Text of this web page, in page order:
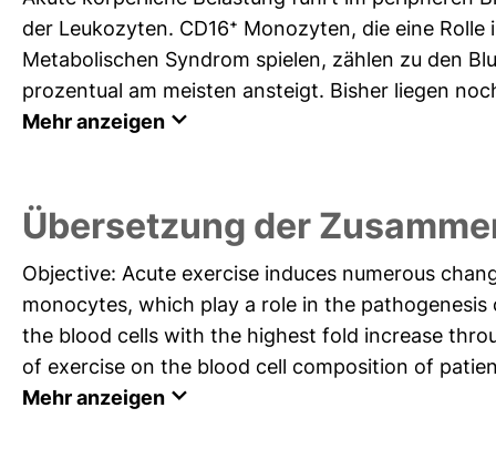
der Leukozyten. CD16⁺ Monozyten, die eine
Metabolischen Syndrom spielen, zählen zu den
prozentual am meisten ansteigt. Bisher liegen
Mehr anzeigen
Übersetzung der
Objective: Acute exercise induces numerous
monocytes, which play a role in the
the blood cells with the highest fold increase
of exercise on the blood cell composition of
Mehr anzeigen